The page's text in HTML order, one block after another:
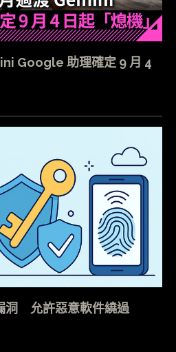
Google 助理確定 9 月 4
洞 允許惡意軟件繞過